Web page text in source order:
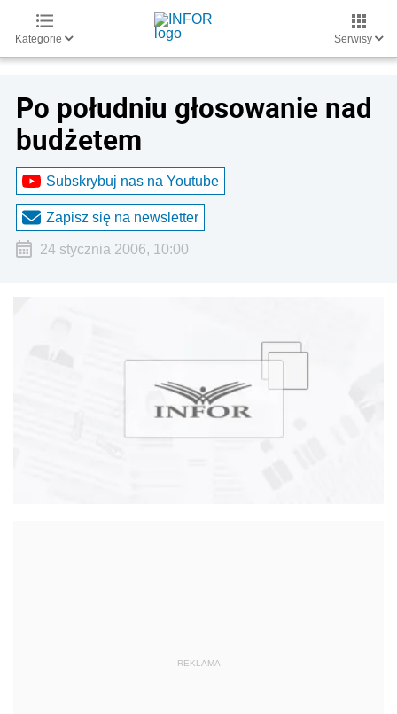
Kategorie Serwisy
Po południu głosowanie nad
budżetem
Subskrybuj nas na Youtube
Zapisz się na newsletter
24 stycznia 2006, 10:00